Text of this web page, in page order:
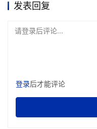
发表回复
请登录后评论...
登录后才能评论